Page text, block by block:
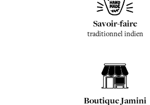
Savoir-faire
traditionnel indien
Boutique Jamini